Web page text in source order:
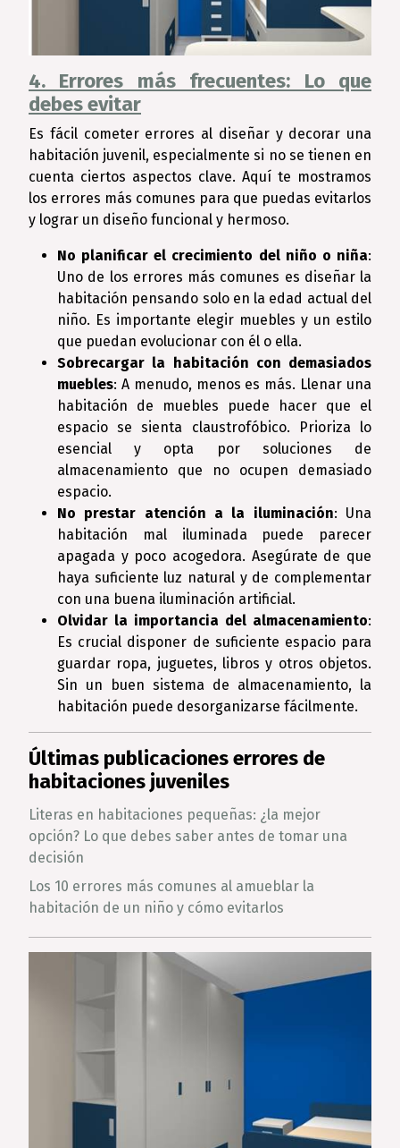
4. Errores más frecuentes: Lo que
debes evitar
Es fácil cometer errores al diseñar y decorar una
habitación juvenil, especialmente si no se tienen en
cuenta ciertos aspectos clave. Aquí te mostramos
los errores más comunes para que puedas evitarlos
y lograr un diseño funcional y hermoso.
No planificar el crecimiento del niño o niña:
Uno de los errores más comunes es diseñar la
habitación pensando solo en la edad actual del
niño. Es importante elegir muebles y un estilo
que puedan evolucionar con él o ella.
Sobrecargar la habitación con demasiados
muebles: A menudo, menos es más. Llenar una
habitación de muebles puede hacer que el
espacio se sienta claustrofóbico. Prioriza lo
esencial y opta por soluciones de
almacenamiento que no ocupen demasiado
espacio.
No prestar atención a la iluminación: Una
habitación mal iluminada puede parecer
apagada y poco acogedora. Asegúrate de que
haya suficiente luz natural y de complementar
con una buena iluminación artificial.
Olvidar la importancia del almacenamiento:
Es crucial disponer de suficiente espacio para
guardar ropa, juguetes, libros y otros objetos.
Sin un buen sistema de almacenamiento, la
habitación puede desorganizarse fácilmente.
Últimas publicaciones errores de
habitaciones juveniles
Literas en habitaciones pequeñas: ¿la mejor
opción? Lo que debes saber antes de tomar una
decisión
Los 10 errores más comunes al amueblar la
habitación de un niño y cómo evitarlos